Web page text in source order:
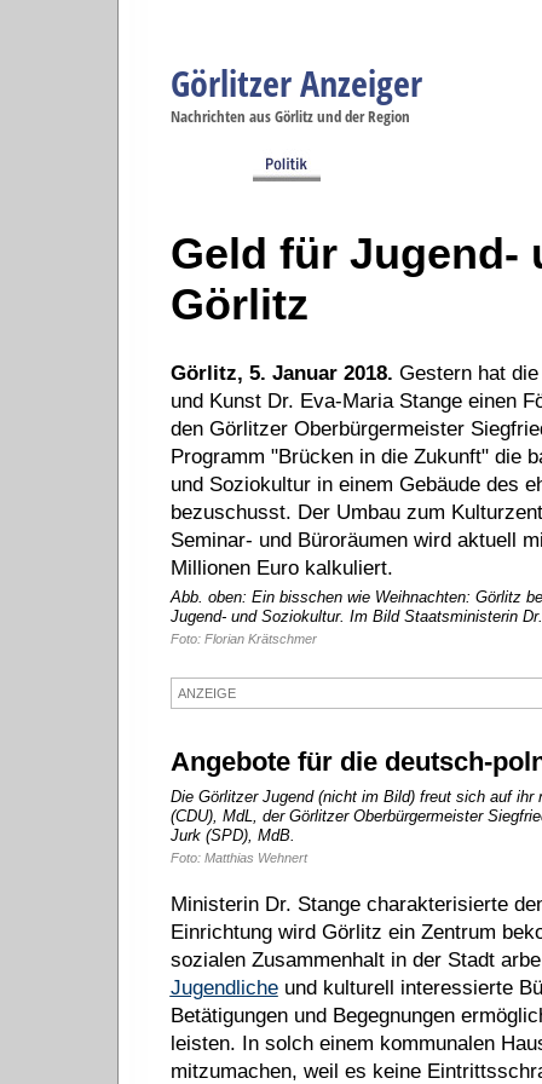
Görlitzer Anzeiger
Nachrichten aus Görlitz und der Region
Geld für Jugend-
Görlitz
Görlitz, 5. Januar 2018. Gestern hat
und Kunst Dr. Eva-Maria Stange einen
den Görlitzer Oberbürgermeister
Programm "Brücken in die Zukunft" die
und Soziokultur in einem Gebäude des
bezuschusst. Der Umbau zum
Seminar- und Büroräumen wird aktuell
Millionen Euro kalkuliert.
Abb. oben: Ein bisschen wie Weihnachten: Görlitz
Jugend- und Soziokultur. Im Bild Staatsministerin
Foto: Florian Krätschmer
ANZEIGE
Angebote für die deutsch-
Die Görlitzer Jugend (nicht im Bild) freut sich auf
(CDU), MdL, der Görlitzer Oberbürgermeister
Jurk (SPD), MdB.
Foto: Matthias Wehnert
Ministerin Dr. Stange charakterisierte
Einrichtung wird Görlitz ein Zentrum
sozialen Zusammenhalt in der Stadt
Jugendlicheund kulturell interessierte
Betätigungen und Begegnungen
leisten. In solch einem kommunalen
mitzumachen, weil es keine